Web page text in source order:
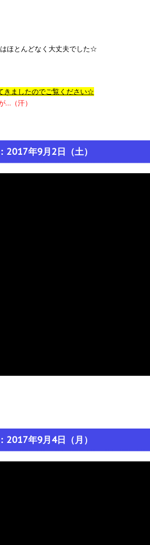
ほとんどなく大丈夫でした☆
きましたのでご覧ください☆
…（汗）
2017年9月2日（土）
2017年9月4日（月）